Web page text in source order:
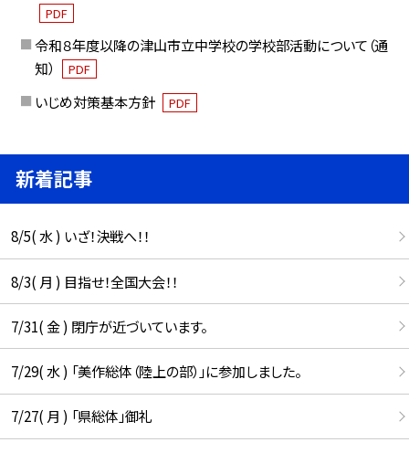
PDF
令和８年度以降の津山市立中学校の学校部活動について（通
知）
PDF
いじめ対策基本方針 PDF
新着記事
8/5( 水 ) いざ！決戦へ！！
8/3( 月 ) 目指せ！全国大会！！
7/31( 金 ) 閉庁が近づいています。
7/29( 水 ) 「美作総体（陸上の部）」に参加しました。
7/27( 月 ) 「県総体」御礼